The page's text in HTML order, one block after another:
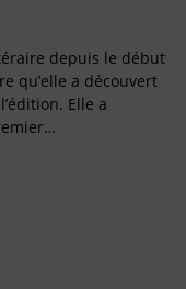
depuis le début
qu’elle a découvert
Elle a